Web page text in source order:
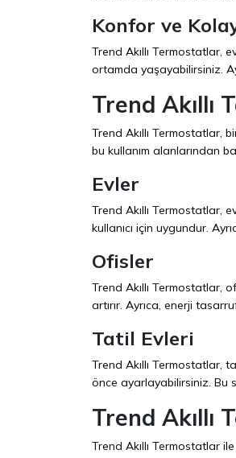
Konfor ve
Trend Akıllı Termostatlar,
ortamda yaşayabilirsiniz.
Trend Akıllı
Trend Akıllı Termostatlar,
bu kullanım alanlarından
Evler
Trend Akıllı Termostatlar,
kullanıcı için uygundur.
Ofisler
Trend Akıllı Termostatlar,
artırır. Ayrıca, enerji
Tatil Evleri
Trend Akıllı Termostatlar,
önce ayarlayabilirsiniz. Bu
Trend Akıllı
Trend Akıllı Termostatlar